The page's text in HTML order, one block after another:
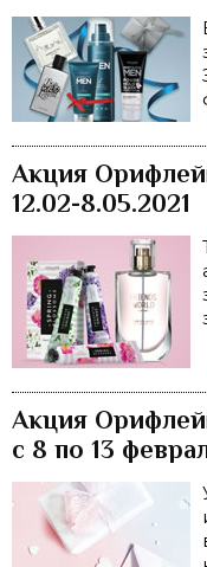
Акция
12.02-8.05.2021
Акция
с 8 по 13